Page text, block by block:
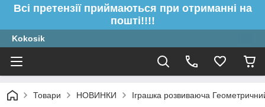
Всі претензії приймаються при отриманні на
пошті!!!!
Kokosik
Товари НОВИНКИ Іграшка розвиваюча